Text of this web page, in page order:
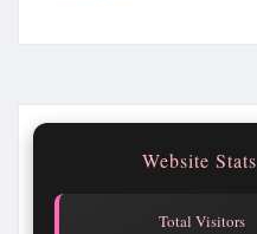
Website Stats
Total Visitors